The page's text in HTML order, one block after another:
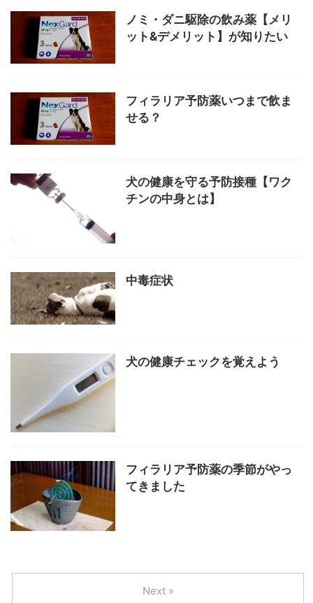
ノミ・ダニ駆除の飲み薬【メリ
ット&デメリット】が知りたい
フィラリア予防薬いつまで飲ま
せる？
犬の健康を守る予防接種【ワク
チンの中身とは】
中毒症状
犬の健康チェックを覚えよう
フィラリア予防薬の季節がやっ
てきました
Next »